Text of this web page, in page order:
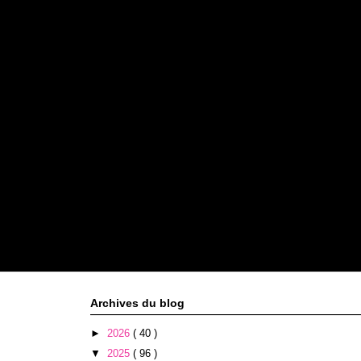
Archives du blog
► 2026 ( 40 )
▼ 2025 ( 96 )